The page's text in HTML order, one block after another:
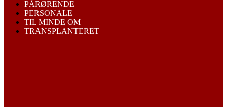
PÅRØRENDE
PERSONALE
TIL MINDE OM
TRANSPLANTERET